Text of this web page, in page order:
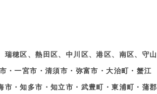
穂区、熱田区、中川区、港区、南区、守山
・一宮市・清須市・弥富市・大治町・蟹江
・知多市・知立市・武豊町・東浦町・蒲郡